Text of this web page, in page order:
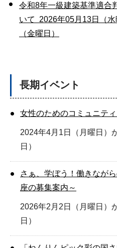
令和8年一級建築基準適合
いて 2026年05月13日（
（金曜日）
長期イベント
女性のためのコミュニテ
2024年4月1日（月曜日）
日）
さぁ、学ぼう！働きなが
座の募集案内～
2026年2月2日（月曜日）
日）